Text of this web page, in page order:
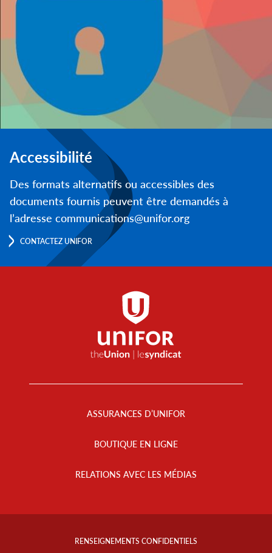
Accessibilité
Des formats alternatifs ou accessibles des
documents fournis peuvent être demandés à
l’adresse communications@unifor.org
CONTACTEZ UNIFOR
ASSURANCES D’UNIFOR
BOUTIQUE EN LIGNE
RELATIONS AVEC LES MÉDIAS
Footer
RENSEIGNEMENTS CONFIDENTIELS